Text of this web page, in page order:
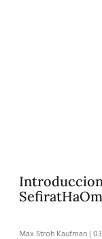
Introduccion
Max Stroh Kaufman